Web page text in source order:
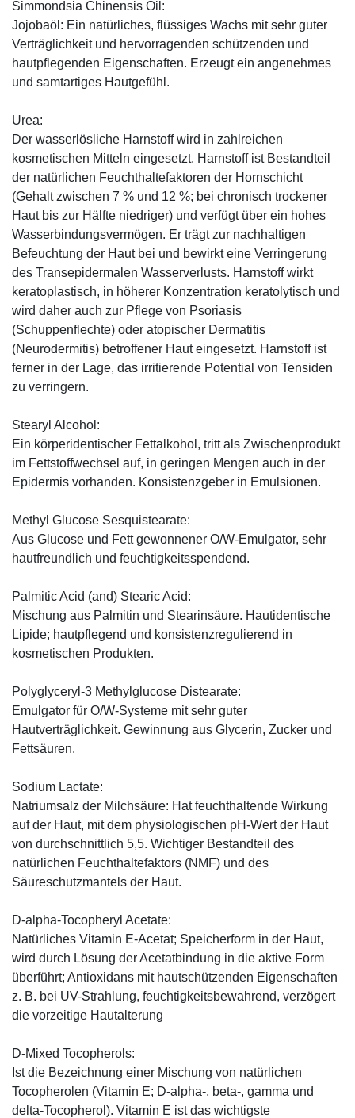
Simmondsia Chinensis Oil:
Jojobaöl: Ein natürliches, flüssiges Wachs mit sehr guter
Verträglichkeit und hervorragenden schützenden und
hautpflegenden Eigenschaften. Erzeugt ein angenehmes
und samtartiges Hautgefühl.
Urea:
Der wasserlösliche Harnstoff wird in zahlreichen
kosmetischen Mitteln eingesetzt. Harnstoff ist Bestandteil
der natürlichen Feuchthaltefaktoren der Hornschicht
(Gehalt zwischen 7 % und 12 %; bei chronisch trockener
Haut bis zur Hälfte niedriger) und verfügt über ein hohes
Wasserbindungsvermögen. Er trägt zur nachhaltigen
Befeuchtung der Haut bei und bewirkt eine Verringerung
des Transepidermalen Wasserverlusts. Harnstoff wirkt
keratoplastisch, in höherer Konzentration keratolytisch und
wird daher auch zur Pflege von Psoriasis
(Schuppenflechte) oder atopischer Dermatitis
(Neurodermitis) betroffener Haut eingesetzt. Harnstoff ist
ferner in der Lage, das irritierende Potential von Tensiden
zu verringern.
Stearyl Alcohol:
Ein körperidentischer Fettalkohol, tritt als Zwischenprodukt
im Fettstoffwechsel auf, in geringen Mengen auch in der
Epidermis vorhanden. Konsistenzgeber in Emulsionen.
Methyl Glucose Sesquistearate:
Aus Glucose und Fett gewonnener O/W-Emulgator, sehr
hautfreundlich und feuchtigkeitsspendend.
Palmitic Acid (and) Stearic Acid:
Mischung aus Palmitin und Stearinsäure. Hautidentische
Lipide; hautpflegend und konsistenzregulierend in
kosmetischen Produkten.
Polyglyceryl-3 Methylglucose Distearate:
Emulgator für O/W-Systeme mit sehr guter
Hautverträglichkeit. Gewinnung aus Glycerin, Zucker und
Fettsäuren.
Sodium Lactate:
Natriumsalz der Milchsäure: Hat feuchthaltende Wirkung
auf der Haut, mit dem physiologischen pH-Wert der Haut
von durchschnittlich 5,5. Wichtiger Bestandteil des
natürlichen Feuchthaltefaktors (NMF) und des
Säureschutzmantels der Haut.
D-alpha-Tocopheryl Acetate:
Natürliches Vitamin E-Acetat; Speicherform in der Haut,
wird durch Lösung der Acetatbindung in die aktive Form
überführt; Antioxidans mit hautschützenden Eigenschaften
z. B. bei UV-Strahlung, feuchtigkeitsbewahrend, verzögert
die vorzeitige Hautalterung
D-Mixed Tocopherols:
Ist die Bezeichnung einer Mischung von natürlichen
Tocopherolen (Vitamin E; D-alpha-, beta-, gamma und
delta-Tocopherol). Vitamin E ist das wichtigste